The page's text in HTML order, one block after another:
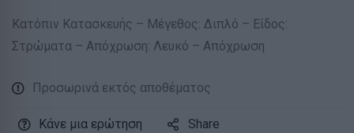
Κατόπιν Κατασκευής – Μέγεθος: Διπλό – Είδος:
Στρώματα – Απόχρωση: Λευκό – Απόχρωση
Προσωρινά εκτός αποθέματος
Κάνε μια ερώτηση Share